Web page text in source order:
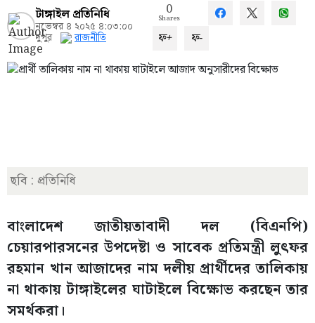
টাঙ্গাইল প্রতিনিধি
নভেম্বর ৪ ২০২৫ ৪:০৩:০০
দুপুর রাজনীতি
0
Shares
ফ+ ফ-
ছবি : প্রতিনিধি
বাংলাদেশ জাতীয়তাবাদী দল (বিএনপি)
চেয়ারপারসনের উপদেষ্টা ও সাবেক প্রতিমন্ত্রী লুৎফর
রহমান খান আজাদের নাম দলীয় প্রার্থীদের তালিকায়
না থাকায় টাঙ্গাইলের ঘাটাইলে বিক্ষোভ করছেন তার
সমর্থকরা।